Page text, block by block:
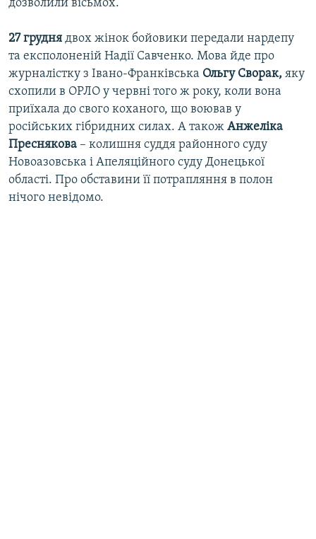
дозволили вісьмох.
27 грудня двох жінок бойовики передали нардепу
та експолоненій Надії Савченко. Мова йде про
журналістку з Івано-Франківська Ольгу Сворак, яку
схопили в ОРЛО у червні того ж року, коли вона
приїхала до свого коханого, що воював у
російських гібридних силах. А також Анжеліка
Преснякова – колишня суддя районного суду
Новоазовська і Апеляційного суду Донецької
області. Про обставини її потрапляння в полон
нічого невідомо.